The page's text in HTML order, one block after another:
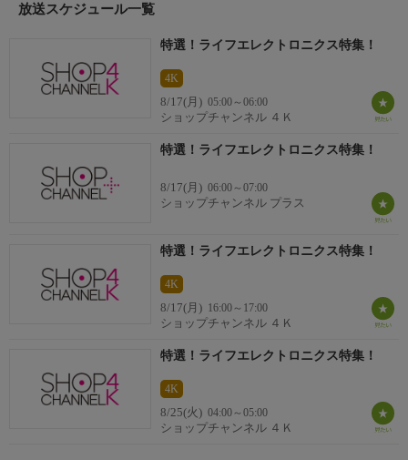
＊ライブ放送につき、番組および商品内容に変更が生じる場合も
ＨＰ：https://www.shopch.jp
放送スケジュール一覧
特選！ライフエレクトロニクス特集！
4K
8/17(月) 05:00～06:00
ショップチャンネル ４Ｋ
特選！ライフエレクトロニクス特集！
8/17(月) 06:00～07:00
ショップチャンネル プラス
特選！ライフエレクトロニクス特集！
4K
8/17(月) 16:00～17:00
ショップチャンネル ４Ｋ
特選！ライフエレクトロニクス特集！
4K
8/25(火) 04:00～05:00
ショップチャンネル ４Ｋ